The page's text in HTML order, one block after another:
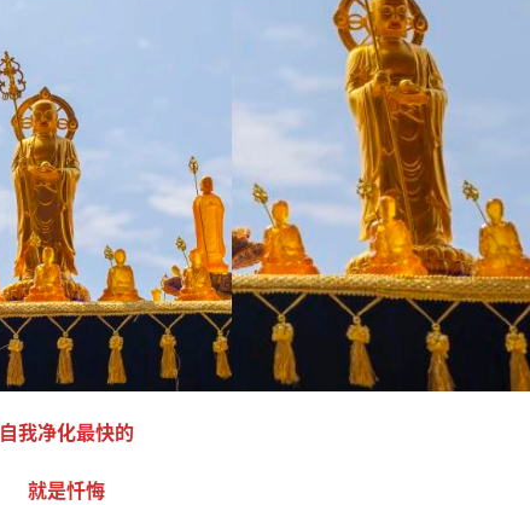
自我净化最快的
就是忏悔